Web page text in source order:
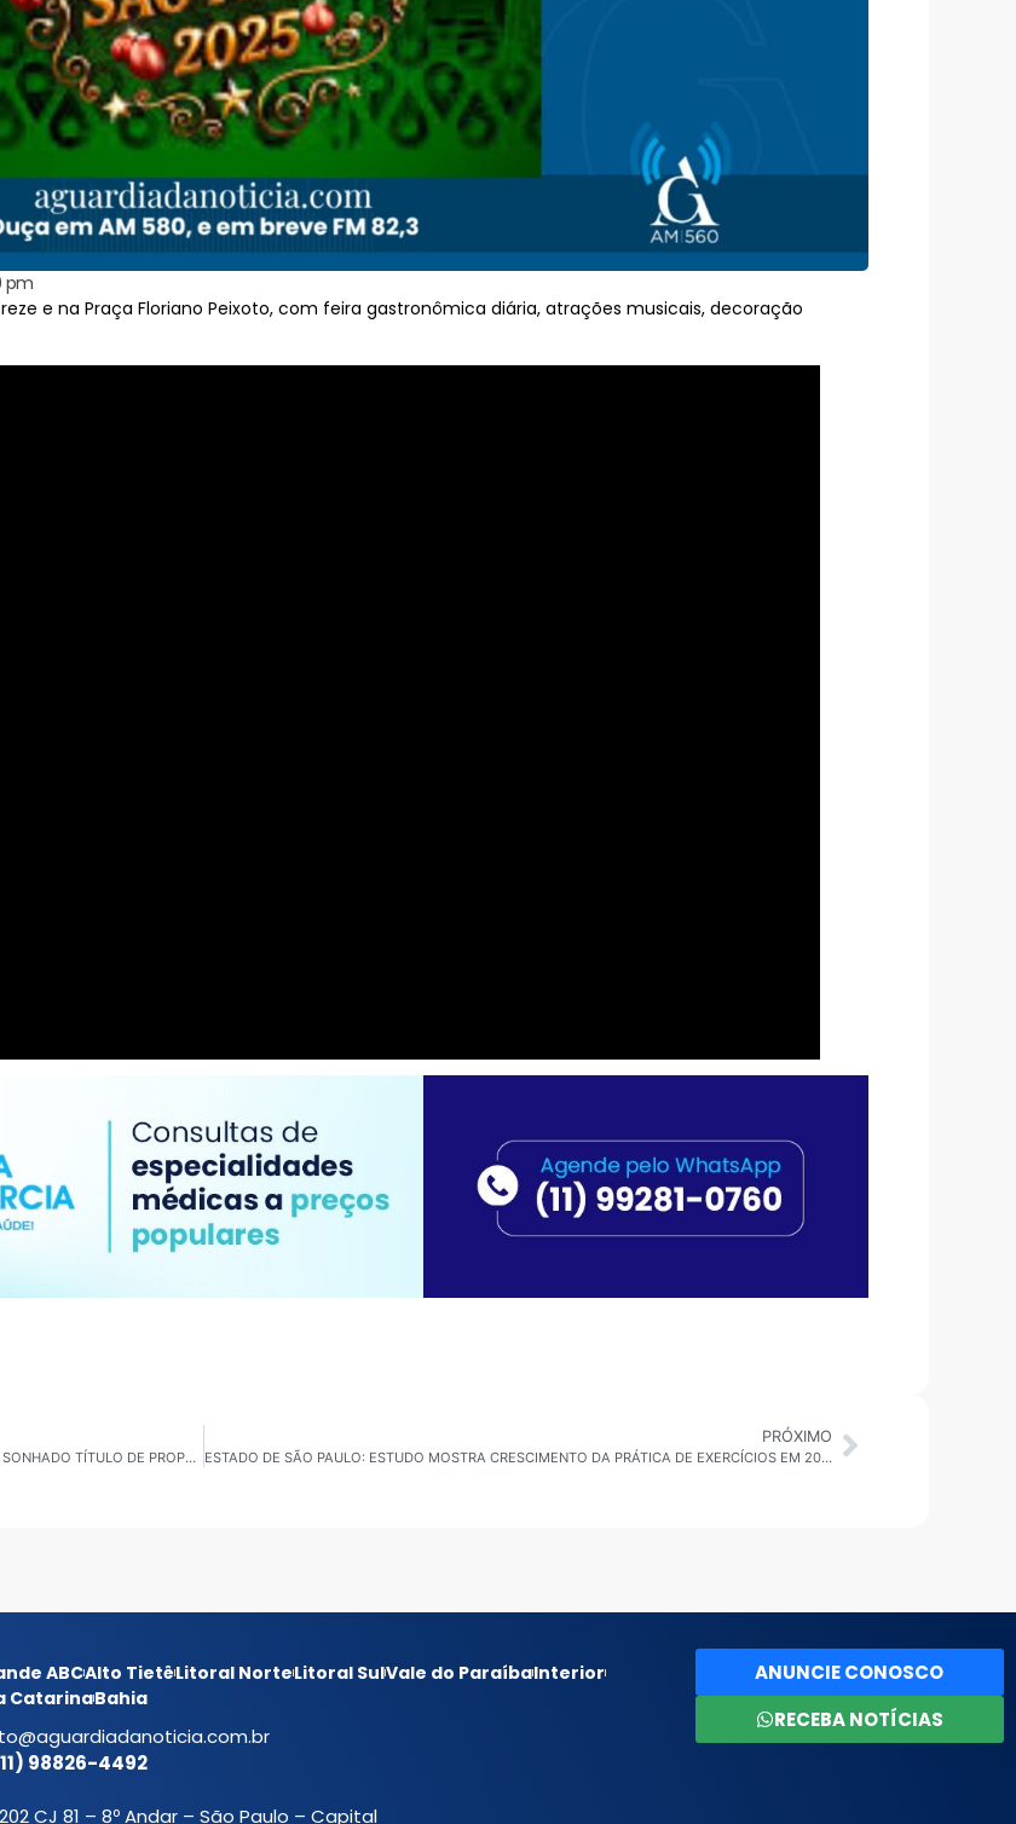
pm
e na Praça Floriano Peixoto, com feira gastronômica diária, atrações musicais, decoração
GUARULHOS: APÓS ANOS DE ESPERA, MORADORES RECEBEM O SONHADO TÍTULO DE PROPRIEDADE
PRÓXIMO
ESTADO DE SÃO PAULO: ESTUDO MOSTRA CRESCIMENTO DA PRÁTICA DE EXERCÍCIOS EM 2025
ABCAlto TietêLitoral NorteLitoral SulVale do ParaíbaInterior
CatarinaBahia
98826-4492
CJ 81 – 8º Andar – São Paulo – Capital
ANUNCIE CONOSCO
RECEBA NOTÍCIAS